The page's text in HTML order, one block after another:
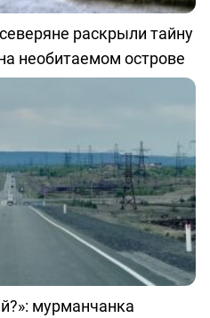
раскрыли тайну
необитаемом острове
мурманчанка